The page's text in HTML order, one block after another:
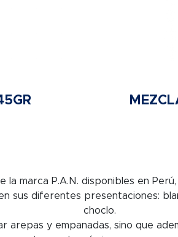
la marca P.A.N. disponibles en
sus diferentes presentaciones:
choclo.
arepas y empanadas, sino que